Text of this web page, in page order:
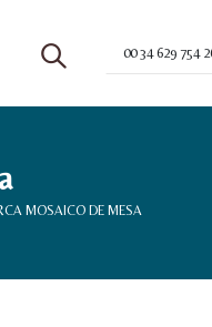
00 34 629 754
MOSAICO DE MESA